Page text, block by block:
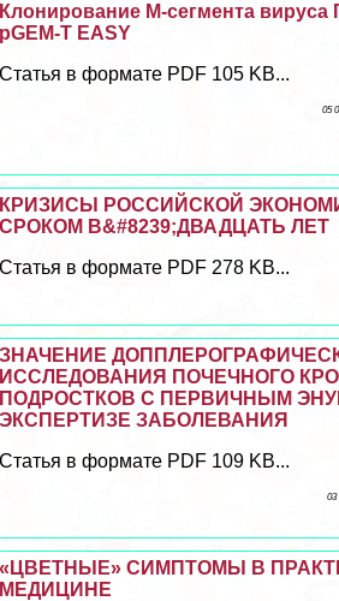
Клонирование М-сегмента вируса
рGEM-T EASY
Статья в формате PDF 105 KB...
05
КРИЗИСЫ РОССИЙСКОЙ
СРОКОМ В&#8239;ДВАДЦАТЬ ЛЕТ
Статья в формате PDF 278 KB...
ЗНАЧЕНИЕ
ИССЛЕДОВАНИЯ ПОЧЕЧНОГО
ПОДРОСТКОВ С ПЕРВИЧНЫМ
ЭКСПЕРТИЗЕ ЗАБОЛЕВАНИЯ
Статья в формате PDF 109 KB...
03
«ЦВЕТНЫЕ» СИМПТОМЫ В
МЕДИЦИНЕ